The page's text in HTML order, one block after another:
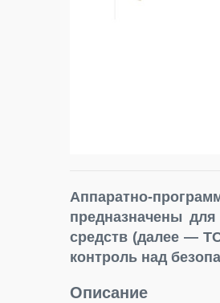
Аппаратно-
предназначены
средств (далее —
контроль над
Описание